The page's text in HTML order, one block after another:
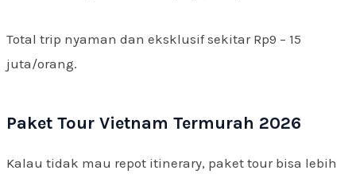
Total trip nyaman dan eksklusif sekitar Rp9 – 15
juta/orang.
Paket Tour Vietnam Termurah 2026
Kalau tidak mau repot itinerary, paket tour bisa lebih